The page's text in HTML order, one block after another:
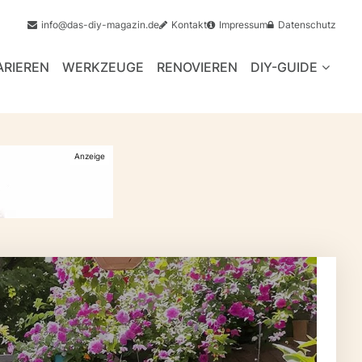
info@das-diy-magazin.de Kontakt Impressum Datenschutz
WERKZEUGE RENOVIEREN DIY-GUIDE